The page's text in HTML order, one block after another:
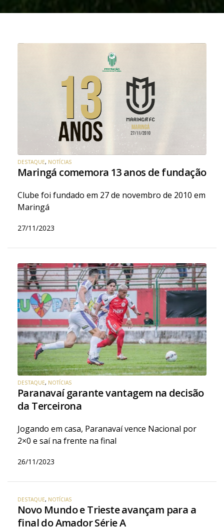
DESTAQUE, NOTÍCIAS
Maringá comemora 13 anos de fundação
Clube foi fundado em 27 de novembro de 2010 em
Maringá
27/11/2023
DESTAQUE, NOTÍCIAS
Paranavaí garante vantagem na decisão
da Terceirona
Jogando em casa, Paranavaí vence Nacional por
2×0 e saí na frente na final
26/11/2023
DESTAQUE, NOTÍCIAS
Novo Mundo e Trieste avançam para a
final do Amador Série A